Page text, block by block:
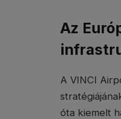
Az
A VINCI
óta kiemelt